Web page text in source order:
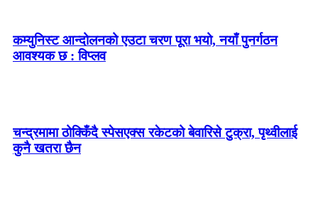
कम्युनिस्ट आन्दोलनको एउटा चरण पूरा भयो, नयाँ पुनर्गठन
आवश्यक छ : विप्लव
चन्द्रमामा ठोक्किँदै स्पेसएक्स रकेटको बेवारिसे टुक्रा, पृथ्वीलाई
कुनै खतरा छैन